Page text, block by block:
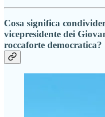
Cosa significa
vicepresidente dei
roccaforte democratica?